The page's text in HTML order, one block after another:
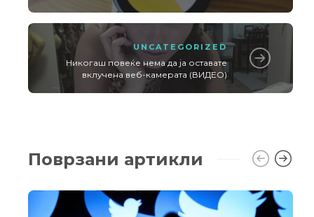
UNCATEGORIZED
Никогаш повеќе нема да ја оставате
вклучена веб-камерата (ВИДЕО)
Поврзани артикли